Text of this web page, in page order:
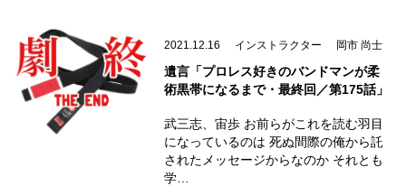
2021.12.16 インストラクター 岡市 尚士
遺言「プロレス好きのバンドマンが柔
術黒帯になるまで・最終回／第175話」
武三志、宙歩 お前らがこれを読む羽目
になっているのは 死ぬ間際の俺から託
されたメッセージからなのか それとも
学…